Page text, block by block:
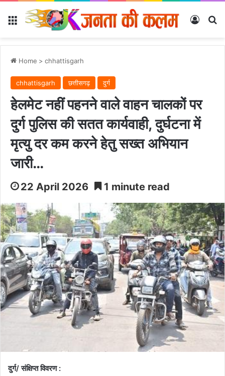
Menu Log In
Home > chhattisgarh
chhattisgarh छत्तीसगढ़ दुर्ग
हेलमेट नहीं पहनने वाले वाहन चालकों पर
दुर्ग पुलिस की सतत कार्यवाही, दुर्घटना में
मृत्यु दर कम करने हेतु सख्त अभियान
जारी…
22 April 2026 1 minute read
दुर्ग/ संक्षिप्त विवरण :